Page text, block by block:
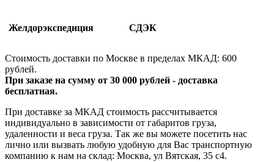
Желдорэкспедиция СДЭК
Стоимость доставки по Москве в пределах МКАД: 600
рублей.
При заказе на сумму от 30 000 рублей - доставка
бесплатная.
При доставке за МКАД стоимость рассчитывается
индивидуально в зависимости от габаритов груза,
удаленности и веса груза. Так же вы можете посетить нас
лично или вызвать любую удобную для Вас транспортную
компанию к нам на склад: Москва, ул Вятская, 35 c4.